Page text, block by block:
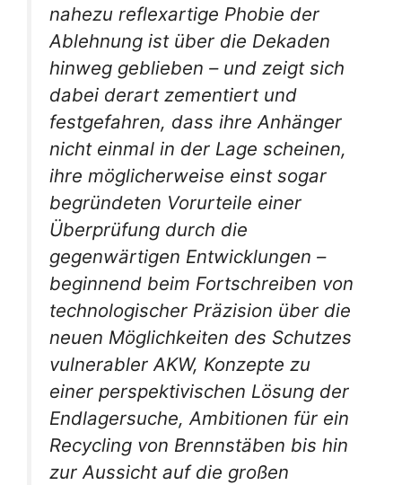
nahezu reflexartige Phobie der
Ablehnung ist über die Dekaden
hinweg geblieben – und zeigt sich
dabei derart zementiert und
festgefahren, dass ihre Anhänger
nicht einmal in der Lage scheinen,
ihre möglicherweise einst sogar
begründeten Vorurteile einer
Überprüfung durch die
gegenwärtigen Entwicklungen –
beginnend beim Fortschreiben von
technologischer Präzision über die
neuen Möglichkeiten des Schutzes
vulnerabler AKW, Konzepte zu
einer perspektivischen Lösung der
Endlagersuche, Ambitionen für ein
Recycling von Brennstäben bis hin
zur Aussicht auf die großen